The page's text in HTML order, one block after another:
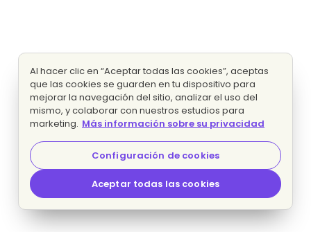
Al hacer clic en “Aceptar todas las cookies”, aceptas
que las cookies se guarden en tu dispositivo para
mejorar la navegación del sitio, analizar el uso del
mismo, y colaborar con nuestros estudios para
marketing. Más información sobre su privacidad
Configuración de cookies
Aceptar todas las cookies